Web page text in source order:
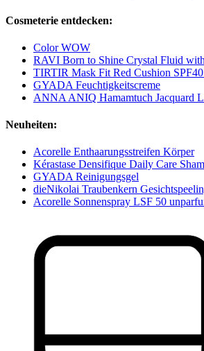
Cosmeterie entdecken:
Color WOW
RAVI Born to Shine Crystal Fluid
TIRTIR Mask Fit Red Cushion
GYADA Feuchtigkeitscreme
ANNA ANIQ Hamamtuch Jacquard
Neuheiten:
Acorelle Enthaarungsstreifen Körper
Kérastase Densifique Daily Care
GYADA Reinigungsgel
dieNikolai Traubenkern
Acorelle Sonnenspray LSF 50